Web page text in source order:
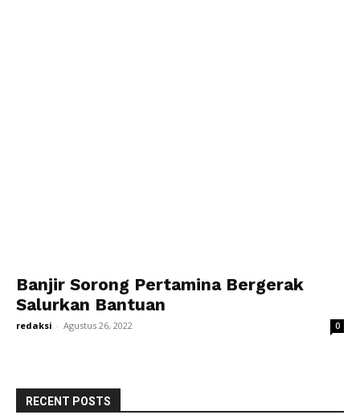
Banjir Sorong Pertamina Bergerak
Salurkan Bantuan
redaksi - Agustus 26, 2022 0
RECENT POSTS